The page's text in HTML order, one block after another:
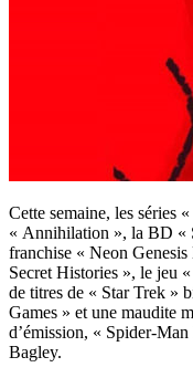
Cette semaine, les séries
« Annihilation », la BD «
franchise « Neon
Secret Histories », le jeu
de titres de « Star Trek »
Games » et une maudite
d’émission, « Spider-
Bagley.